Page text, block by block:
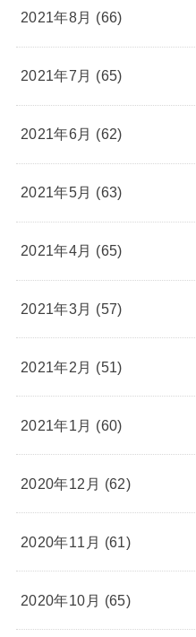
2021年8月 (66)
2021年7月 (65)
2021年6月 (62)
2021年5月 (63)
2021年4月 (65)
2021年3月 (57)
2021年2月 (51)
2021年1月 (60)
2020年12月 (62)
2020年11月 (61)
2020年10月 (65)